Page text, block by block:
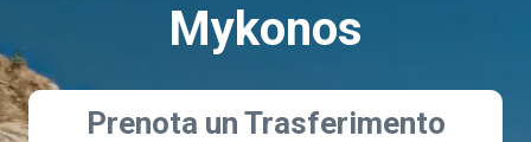
Mykonos
Prenota un Trasferimento